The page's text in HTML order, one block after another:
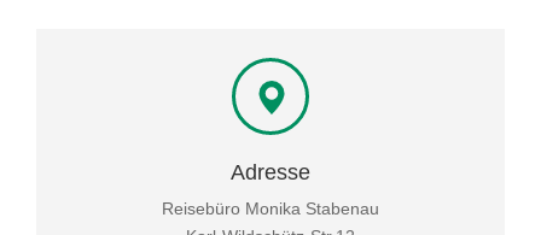
Adresse
Reisebüro Monika Stabenau